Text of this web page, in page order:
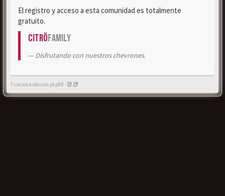
El registro y acceso a esta comunidad es totalmente
gratuito.
CitröFamily
Disfrutando con nuestros chevrones.
Funcionando con phpBB -